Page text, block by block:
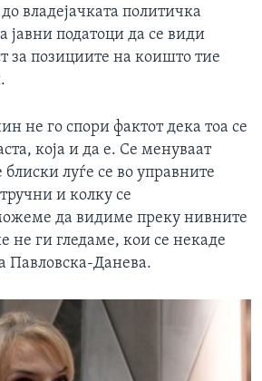
владејачката политичка
јавни податоци да се види
за позициите на коишто тие
не го спори фактот дека тоа се
која и да е. Се менуваат
луѓе се во управните
и колку се
да видиме преку нивните
не ги гледаме, кои се некаде
Павловска-Данева.